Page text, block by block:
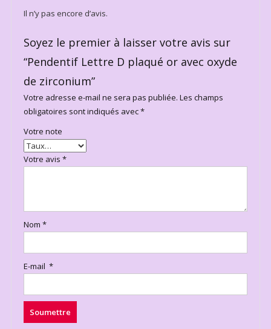
Il n’y pas encore d’avis.
Soyez le premier à laisser votre avis sur
“Pendentif Lettre D plaqué or avec oxyde
de zirconium”
Votre adresse e-mail ne sera pas publiée. Les champs
obligatoires sont indiqués avec*
Votre note
Votre avis *
Nom *
E-mail *